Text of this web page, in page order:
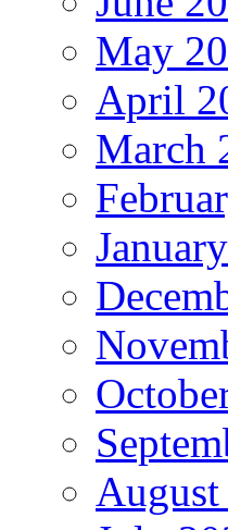
May
April
March